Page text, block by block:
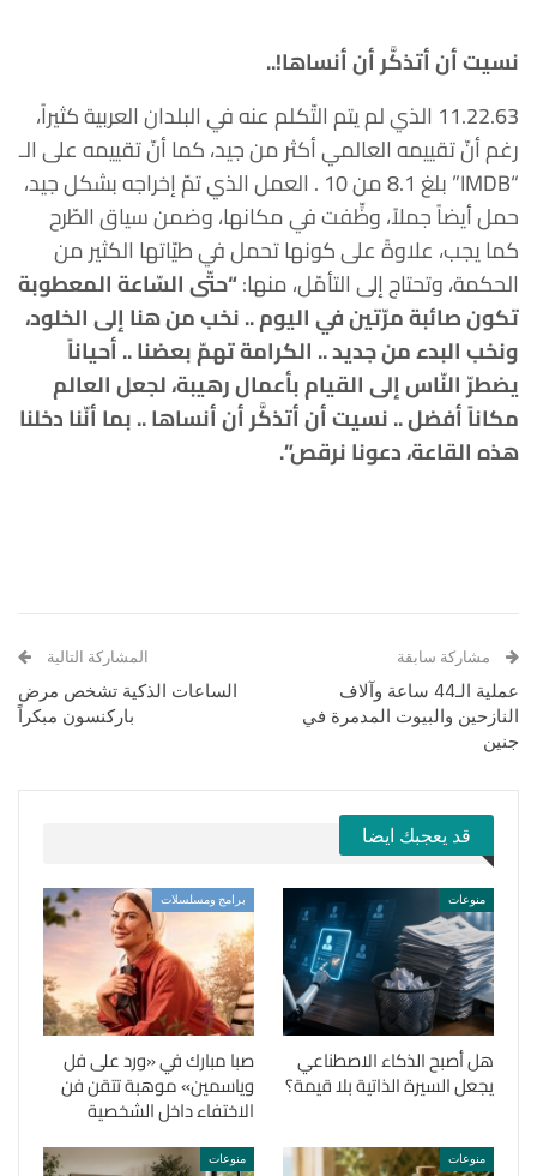
نسيت أن أتذكَّر أن أنساها!..
11.22.63 الذي لم يتم التّكلم عنه في البلدان العربية كثيراً،
رغم أنّ تقييمه العالمي أكثر من جيد، كما أنّ تقييمه على الـ
“IMDB” بلغ 8.1 من 10 . العمل الذي تمّ إخراجه بشكل جيد،
حمل أيضاً جملاً، وظِّفت في مكانها، وضمن سياق الطّرح
كما يجب، علاوةً على كونها تحمل في طيّاتها الكثير من
الحكمة، وتحتاج إلى التأمّل، منها:“حتّى السّاعة المعطوبة
تكون صائبة مرّتين في اليوم .. نخب من هنا إلى الخلود،
ونخب البدء من جديد .. الكرامة تهمّ بعضنا .. أحياناً
يضطرّ النّاس إلى القيام بأعمال رهيبة، لجعل العالم
مكاناً أفضل .. نسيت أن أتذكَّر أن أنساها .. بما أنّنا دخلنا
هذه القاعة، دعونا نرقص”.
مشاركة سابقة
عملية الـ44 ساعة وآلاف
النازحين والبيوت المدمرة في
جنين
المشاركة التالية
الساعات الذكية تشخص مرض
باركنسون مبكراً
قد يعجبك ايضا
منوعات
هل أصبح الذكاء الاصطناعي
يجعل السيرة الذاتية بلا قيمة؟
برامج ومسلسلات
صبا مبارك في «ورد على فل
وياسمين» موهبة تتقن فن
الاختفاء داخل الشخصية
منوعات منوعات